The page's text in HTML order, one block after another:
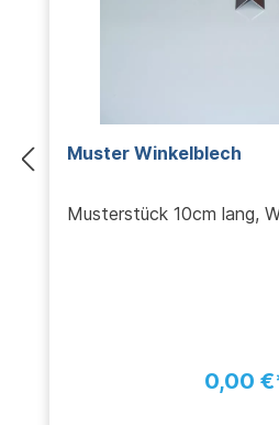
Muster Winkelblech
Musterstück 10cm lang,
0,00